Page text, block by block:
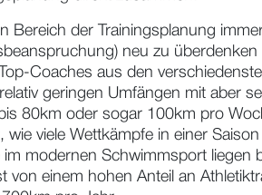
der Trainingsplanung
neu zu
Coaches aus den
geringen Umfängen mit aber
80km oder sogar 100km pro
viele Wettkämpfe in einer
modernen Schwimmsport
einem hohen Anteil an